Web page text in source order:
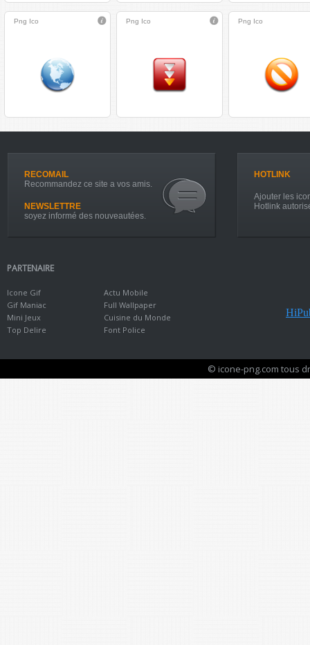
Png Ico Png Ico Png Ico
RECOMAIL
Recommandez ce site a vos amis.
NEWSLETTRE
soyez informé des nouveautées.
HOTLINK
Ajouter les
Hotlink
PARTENAIRE
Icone Gif
Gif Maniac
Mini Jeux
Top Delire
Actu Mobile
Full Wallpaper
Cuisine du Monde
Font Police
© icone-png.com tous